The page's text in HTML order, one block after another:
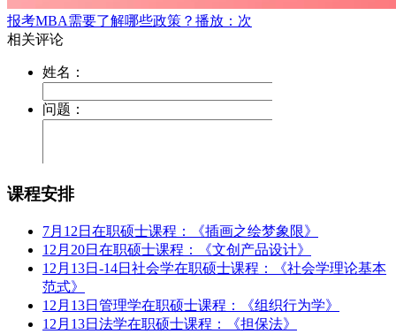
报考MBA需要了解哪些政策？ 播放：次
课程安排
7月12日在职硕士课程：《插画之绘梦象限》
12月20日在职硕士课程：《文创产品设计》
12月13日-14日社会学在职硕士课程：《社会学理论基本
范式》
12月13日管理学在职硕士课程：《组织行为学》
12月13日法学在职硕士课程：《担保法》